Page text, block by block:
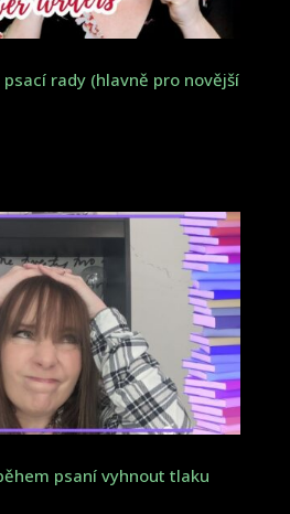
rady (hlavně pro novější
psaní vyhnout tlaku